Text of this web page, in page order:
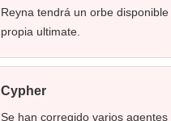
Reyna tendrá un orbe
propia ultimate.
Cypher
Se han corregido varios